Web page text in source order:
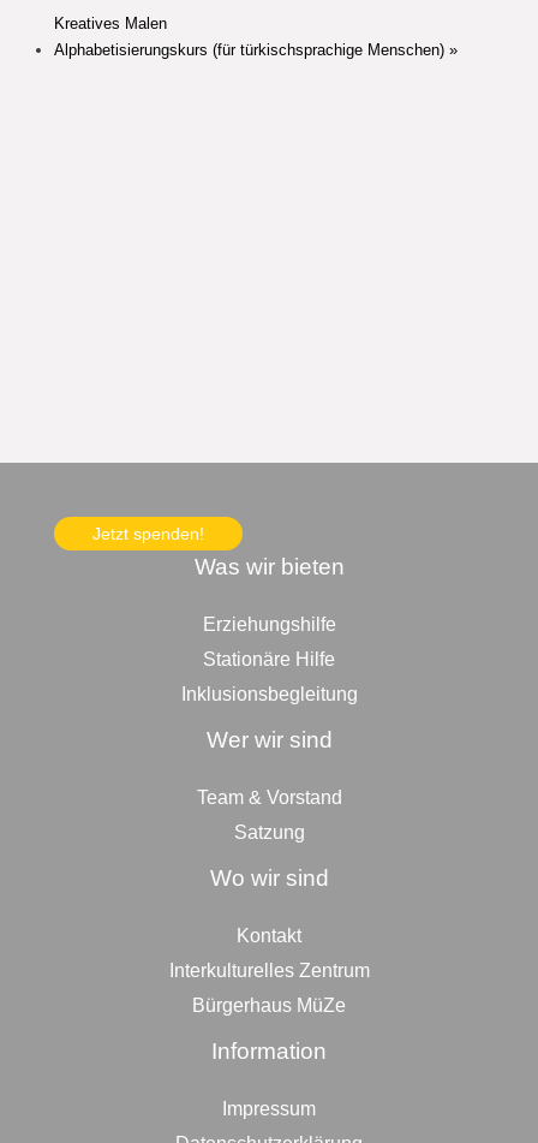
Kreatives Malen
Alphabetisierungskurs (für türkischsprachige Menschen)»
Jetzt spenden!
Was wir bieten
Erziehungshilfe
Stationäre Hilfe
Inklusionsbegleitung
Wer wir sind
Team & Vorstand
Satzung
Wo wir sind
Kontakt
Interkulturelles Zentrum
Bürgerhaus MüZe
Information
Impressum